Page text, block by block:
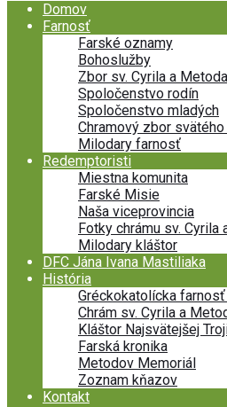
Domov
Farnosť
Farské oznamy
Bohoslužby
Zbor sv. Cyrila a Metoda
Spoločenstvo rodín
Spoločenstvo mladých
Chramový zbor
Milodary farnosť
Redemptoristi
Miestna komunita
Farské Misie
Naša viceprovincia
Fotky chrámu sv. Cyrila
Milodary kláštor
DFC Jána Ivana Mastiliaka
História
Gréckokatolícka
Chrám sv. Cyrila a
Kláštor Najsvätejšej
Farská kronika
Metodov Memoriál
Zoznam kňazov
Kontakt